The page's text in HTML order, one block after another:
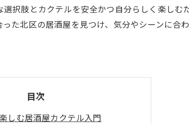
択肢とカクテルを安全かつ自分らしく楽しむ
た北区の居酒屋を見つけ、気分やシーンに合
目次
しむ居酒屋カクテル入門